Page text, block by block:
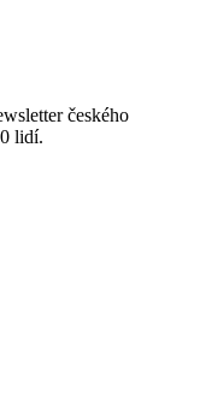
českého
lidí.